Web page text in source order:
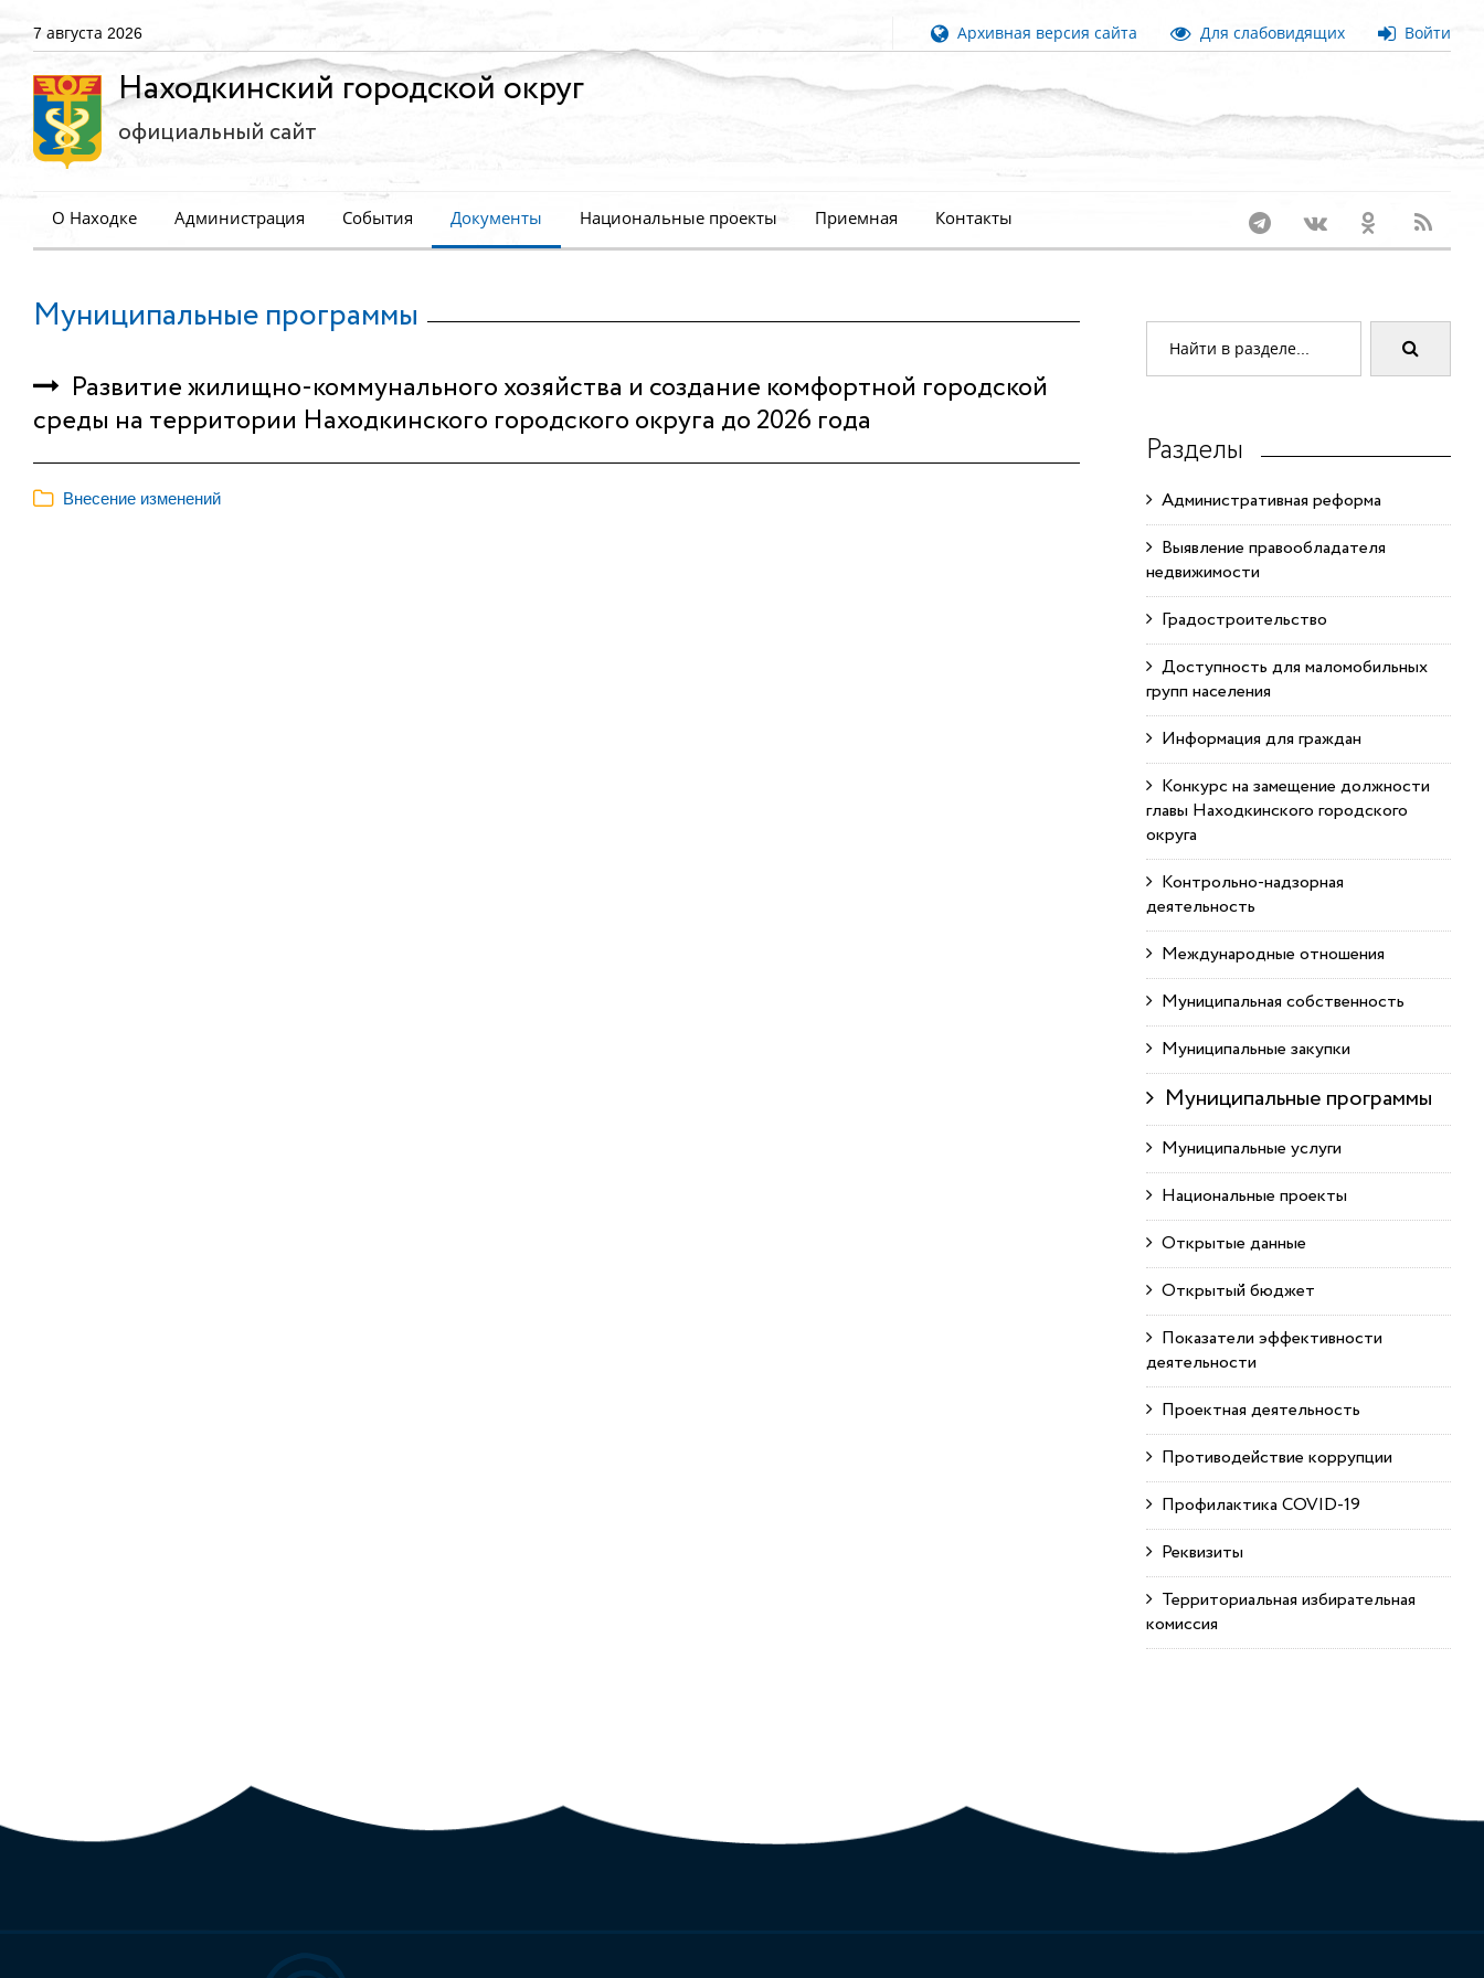
7 августа 2026 Архивная версия сайта Для слабовидящих Войти
Находкинский городской округ
официальный сайт
О Находке Администрация События Документы Национальные проекты Приемная Контакты
Муниципальные программы
Развитие жилищно-коммунального хозяйства и создание комфортной городской
среды на территории Находкинского городского округа до 2026 года
Внесение изменений
Разделы
Административная реформа
Выявление правообладателя
недвижимости
Градостроительство
Доступность для маломобильных
групп населения
Информация для граждан
Конкурс на замещение должности
главы Находкинского городского
округа
Контрольно-надзорная
деятельность
Международные отношения
Муниципальная собственность
Муниципальные закупки
Муниципальные программы
Муниципальные услуги
Национальные проекты
Открытые данные
Открытый бюджет
Показатели эффективности
деятельности
Проектная деятельность
Противодействие коррупции
Профилактика COVID-19
Реквизиты
Территориальная избирательная
комиссия